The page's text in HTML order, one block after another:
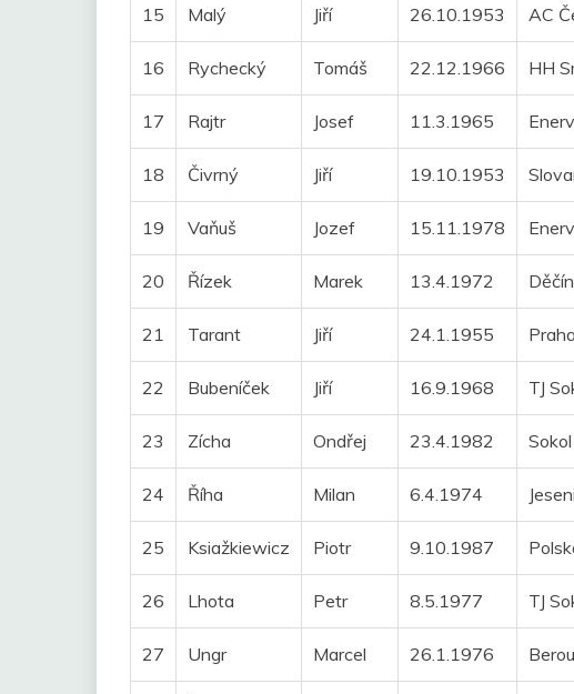
15 Malý Jiří 26.10.1953 AC
16 Rychecký Tomáš 22.12.1966 HH
17 Rajtr Josef 11.3.1965
18 Čivrný Jiří 19.10.1953
19 Vaňuš Jozef 15.11.1978
20 Řízek Marek 13.4.1972 Děčín
21 Tarant Jiří 24.1.1955
22 Bubeníček Jiří 16.9.1968 TJ
23 Zícha Ondřej 23.4.1982
24 Říha Milan 6.4.1974
25 Ksiažkiewicz Piotr 9.10.1987
26 Lhota Petr 8.5.1977 TJ
27 Ungr Marcel 26.1.1976